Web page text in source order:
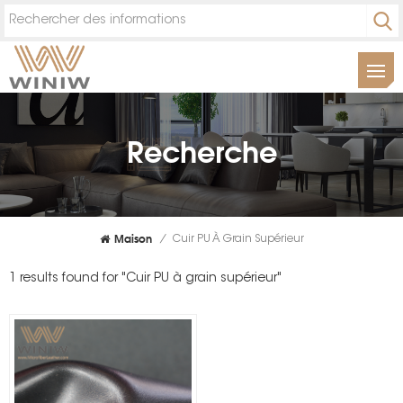
Recherche
Maison / Cuir PU À Grain Supérieur
1 results found for "Cuir PU à grain supérieur"